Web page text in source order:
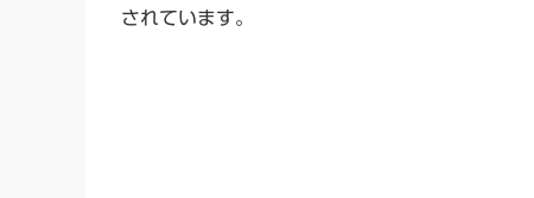
されています。